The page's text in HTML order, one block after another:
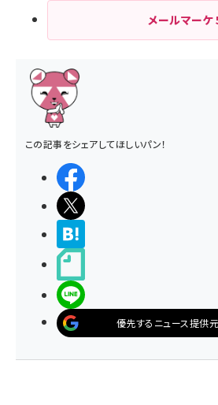
メールマーケ
この記事をシェアしてほしいパン！
優先するニュース提供